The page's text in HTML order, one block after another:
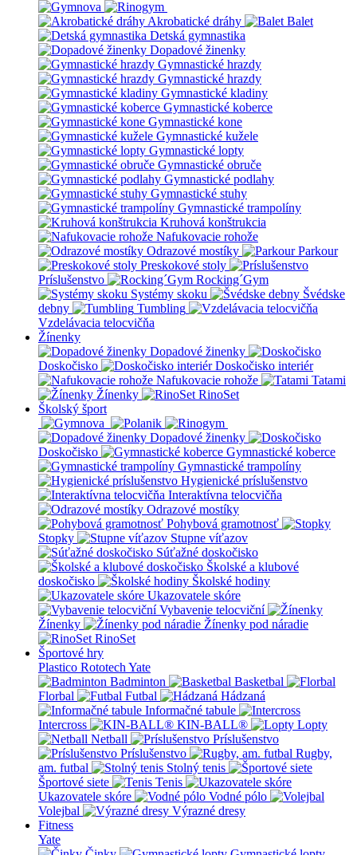
Akrobatické dráhy
Balet
Detská gymnastika
Dopadové žinenky
Gymnastické hrazdy
Gymnastické hrazdy
Gymnastické kladiny
Gymnastické koberce
Gymnastické kone
Gymnastické kužele
Gymnastické lopty
Gymnastické obruče
Gymnastické podlahy
Gymnastické stuhy
Gymnastické trampolíny
Kruhová konštrukcia
Nafukovacie rohože
Odrazové mostíky
Parkour
Preskokové stoly
Príslušenstvo
Rocking´Gym
Systémy skoku
Švédske
debny
Tumbling
Vzdelávacia telocvičňa
Žínenky
Dopadové žinenky
Doskočisko
Doskočisko interiér
Nafukovacie rohože
Tatami
Žínenky
RinoSet
Školský šport
Dopadové žinenky
Doskočisko
Gymnastické koberce
Gymnastické trampolíny
Hygienické príslušenstvo
Interaktívna telocvičňa
Odrazové mostíky
Pohybová gramotnosť
Stopky
Stupne víťazov
Súťažné doskočisko
Školské a klubové
doskočisko
Školské hodiny
Ukazovatele skóre
Vybavenie telocviční
Žínenky
Žínenky pod náradie
RinoSet
Športové hry
Plastico Rototech Yate
Badminton
Basketbal
Florbal
Futbal
Hádzaná
Informačné tabule
Intercross
KIN-BALL®
Lopty
Netball
Príslušenstvo
Príslušenstvo
Rugby,
am. futbal
Stolný tenis
Športové siete
Tenis
Ukazovatele skóre
Vodné pólo
Volejbal
Výrazné dresy
Fitness
Yate